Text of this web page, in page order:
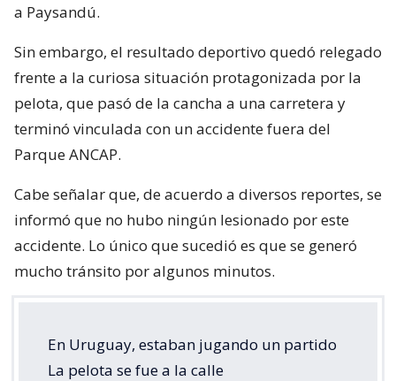
a Paysandú.
Sin embargo, el resultado deportivo quedó relegado
frente a la curiosa situación protagonizada por la
pelota, que pasó de la cancha a una carretera y
terminó vinculada con un accidente fuera del
Parque ANCAP.
Cabe señalar que, de acuerdo a diversos reportes, se
informó que no hubo ningún lesionado por este
accidente. Lo único que sucedió es que se generó
mucho tránsito por algunos minutos.
En Uruguay, estaban jugando un partido
La pelota se fue a la calle